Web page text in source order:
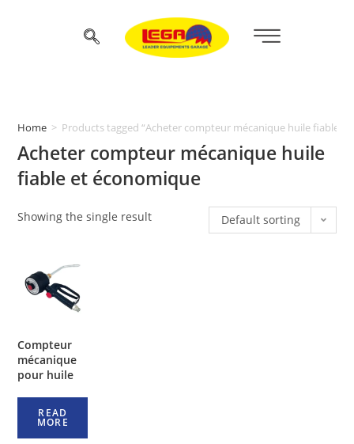
Home > Products tagged “Acheter compteur mécanique huile fiable
Acheter compteur mécanique huile
fiable et économique
Showing the single result Default sorting
Compteur
mécanique
pour huile
READ
MORE